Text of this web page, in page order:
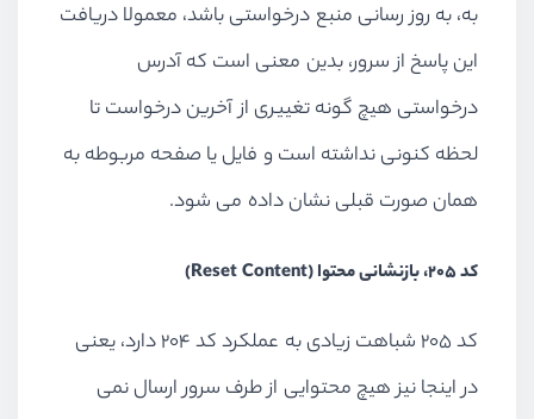
به، به روز رسانی منبع درخواستی باشد، معمولا دریافت
این پاسخ از سرور، بدین معنی است که آدرس
درخواستی هیچ گونه تغییری از آخرین درخواست تا
لحظه کنونی نداشته است و فایل یا صفحه مربوطه به
همان صورت قبلی نشان داده می شود.
کد 205، بازنشانی محتوا (Reset Content)
کد 205 شباهت زیادی به عملکرد کد 204 دارد، یعنی
در اینجا نیز هیچ محتوایی از طرف سرور ارسال نمی